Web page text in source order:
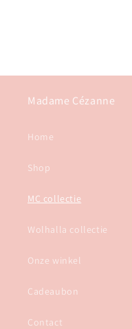
Madame Cézanne
Home
Shop
MC collectie
Wolhalla collectie
Onze winkel
Cadeaubon
Contact